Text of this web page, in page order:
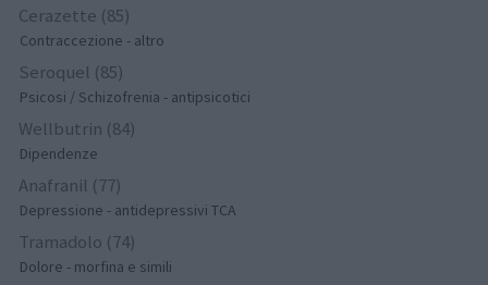
Cerazette (85)
Contraccezione - altro
Seroquel (85)
Psicosi / Schizofrenia - antipsicotici
Wellbutrin (84)
Dipendenze
Anafranil (77)
Depressione - antidepressivi TCA
Tramadolo (74)
Dolore - morfina e simili